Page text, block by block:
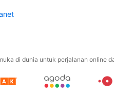
di dunia untuk perjalanan online